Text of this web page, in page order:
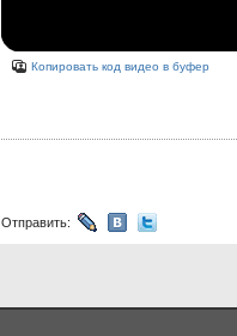
Копировать код видео в буфер
Отправить: